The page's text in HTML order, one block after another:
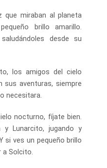
que miraban al planeta
brillo amarillo.
desde su
los amigos del cielo
sus aventuras, siempre
necesitara.
nocturno, fíjate bien.
Lunarcito, jugando y
si ves un pequeño brillo
a Solcito.